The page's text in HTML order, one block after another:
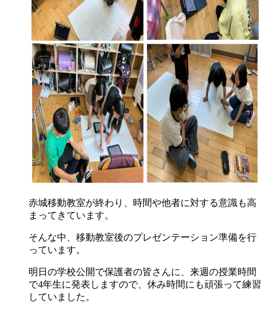
赤城移動教室が終わり、時間や他者に対する意識も高
まってきています。
そんな中、移動教室後のプレゼンテーション準備を行
っています。
明日の学校公開で保護者の皆さんに、来週の授業時間
で4年生に発表しますので、休み時間にも頑張って練習
していました。